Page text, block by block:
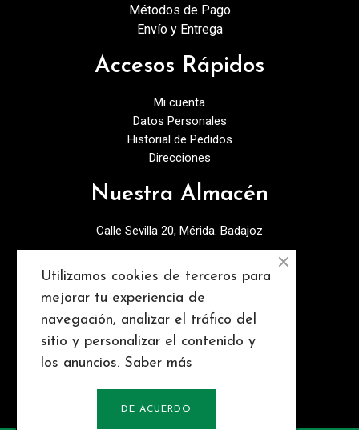
Métodos de Pago
Envío y Entrega
Accesos Rápidos
Mi cuenta
Datos Personales
Historial de Pedidos
Direcciones
Nuestra Almacén
Calle Sevilla 20, Mérida. Badajoz
info@discopebell.com
Consejos y contenidos
Utilizamos cookies de terceros para
mejorar tu experiencia de
navegación, analizar el tráfico del
sitio y personalizar el contenido y
los anuncios. Saber más
DE ACUERDO